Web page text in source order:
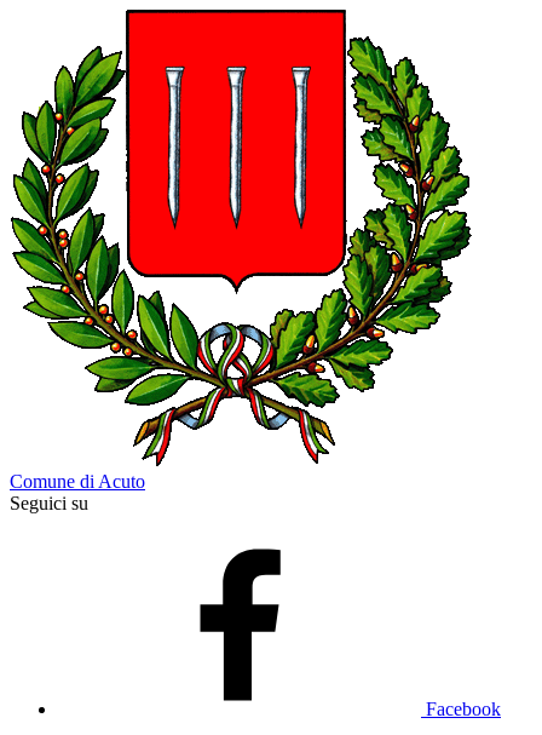
Comune di Acuto
Seguici su
Facebook